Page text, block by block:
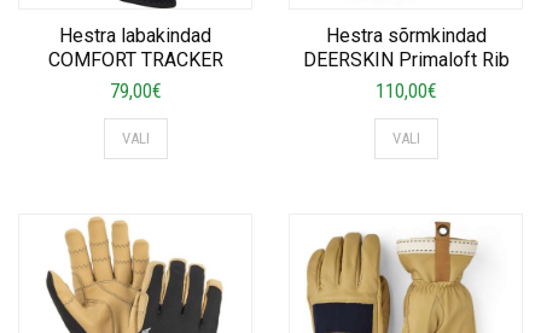
Hestra labakindad
COMFORT TRACKER
79,00€
VALI
This
The
options
may
Hestra sõrmkindad
DEERSKIN Primaloft Rib
110,00€
VALI
This
variants.
The
options
may